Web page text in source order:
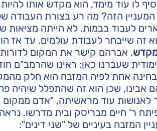
לו עוד מימד, הוא מקדש אותו
המעניין הזה? מה רע בצורת
לעבוד בבמות, לא הייתה
זה שייבחר לעבודת עולמים. עד אז
. אברהם קישר את המקום
שעברנו כאן: ראינו שהרמב"ם
בחינה אחת לפיה המזבח הוא חלק
אבינו, שכן הוא זה שהתפלל שיהיה
לאנושות עוד מראשיתה, "אדם ממקום
ר' חיים מבריסק ובית מדרשו.
המזבח בעיניים של "שני דינים":